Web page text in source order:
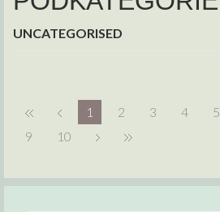
UNCATEGORISED
1
2 3 4 5
9
10